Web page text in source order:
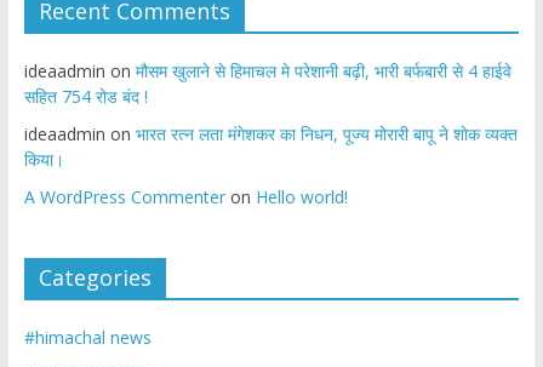
Recent Comments
ideaadmin on मौसम खुलाने से हिमाचल मे परेशानी बढ़ी, भारी बर्फबारी से 4 हाईवे
सहित 754 रोड बंद !
ideaadmin on भारत रत्न लता मंगेशकर का निधन, पूज्य मोरारी बापू ने शोक व्यक्त
किया।
A WordPress Commenteron Hello world!
Categories
#himachal news